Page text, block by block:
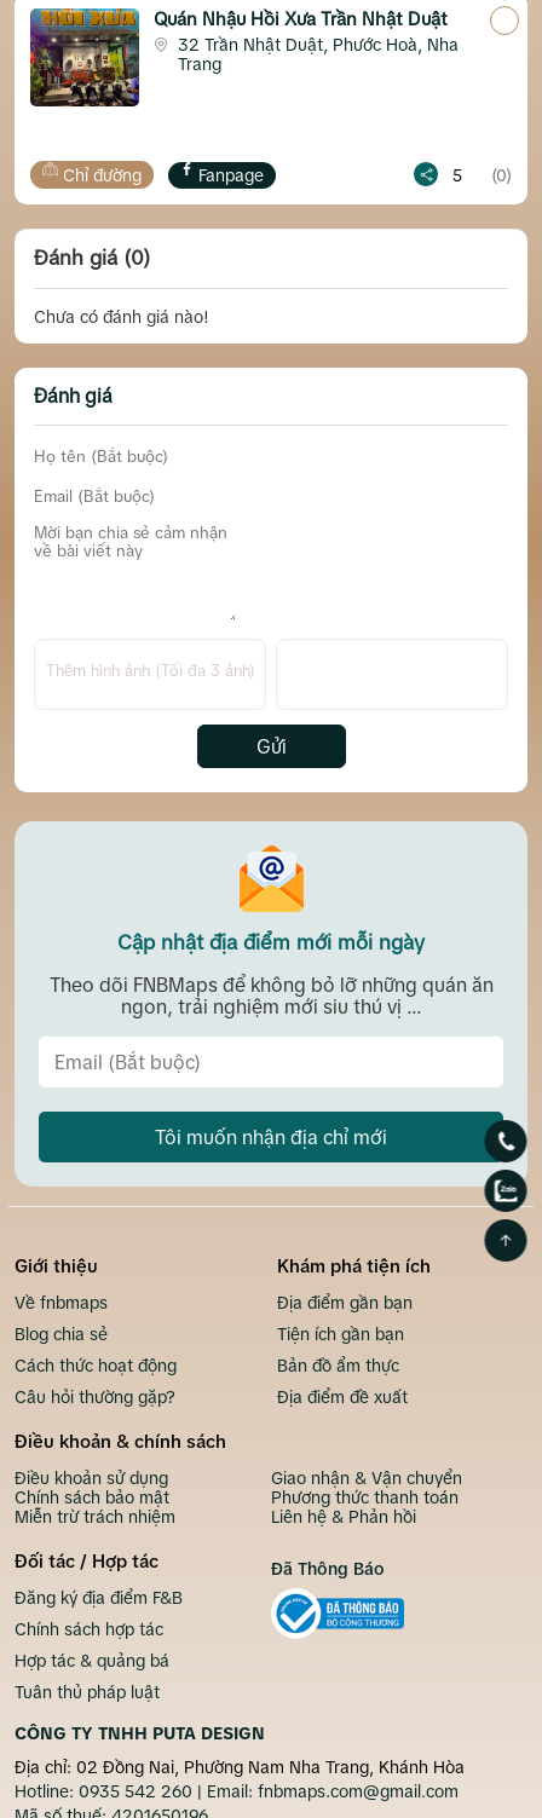
Quán Nhậu Hồi Xưa Trần Nhật Duật
32 Trần Nhật Duật, Phước Hoà, Nha
Trang
Chỉ đường Fanpage 5 (0)
Đánh giá (0)
Chưa có đánh giá nào!
Đánh giá
Thêm hình ảnh (Tối đa 3 ảnh)
Gửi
Cập nhật địa điểm mới mỗi ngày
Theo dõi FNBMaps để không bỏ lỡ những quán ăn
ngon, trải nghiệm mới siu thú vị ...
Tôi muốn nhận địa chỉ mới
Giới thiệu
Về fnbmaps
Blog chia sẻ
Cách thức hoạt động
Câu hỏi thường gặp?
Khám phá tiện ích
Địa điểm gần bạn
Tiện ích gần bạn
Bản đồ ẩm thực
Địa điểm đề xuất
Điều khoản & chính sách
Điều khoản sử dụng
Chính sách bảo mật
Miễn trừ trách nhiệm
Giao nhận & Vận chuyển
Phương thức thanh toán
Liên hệ & Phản hồi
Đối tác / Hợp tác
Đăng ký địa điểm F&B
Chính sách hợp tác
Hợp tác & quảng bá
Tuân thủ pháp luật
CÔNG TY TNHH PUTA DESIGN
Địa chỉ: 02 Đồng Nai, Phường Nam Nha Trang, Khánh Hòa
Hotline: 0935 542 260 | Email: fnbmaps.com@gmail.com
Đã Thông Báo